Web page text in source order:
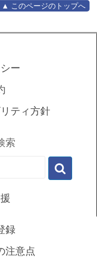
▲ このページのトップへ
ー
ティ方針
索
録
注意点